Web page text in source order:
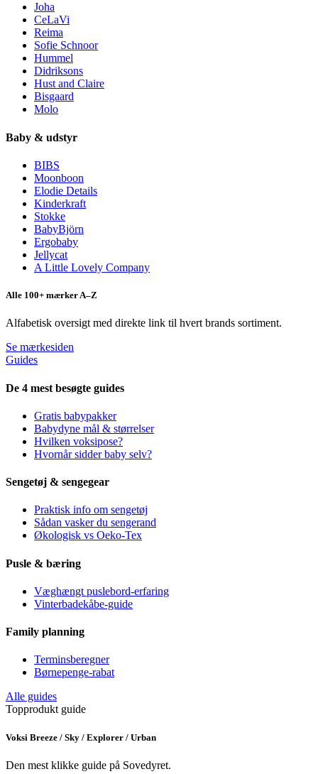
Joha
CeLaVi
Reima
Sofie Schnoor
Hummel
Didriksons
Hust and Claire
Bisgaard
Molo
Baby & udstyr
BIBS
Moonboon
Elodie Details
Kinderkraft
Stokke
BabyBjörn
Ergobaby
Jellycat
A Little Lovely Company
Alle 100+ mærker A–Z
Alfabetisk oversigt med direkte link til hvert brands sortiment.
Se mærkesiden
Guides
De 4 mest besøgte guides
Gratis babypakker
Babydyne mål & størrelser
Hvilken voksipose?
Hvornår sidder baby selv?
Sengetøj & sengegear
Praktisk info om sengetøj
Sådan vasker du sengerand
Økologisk vs Oeko-Tex
Pusle & bæring
Væghængt puslebord-erfaring
Vinterbadekåbe-guide
Family planning
Terminsberegner
Børnepenge-rabat
Alle guides
Topprodukt guide
Voksi Breeze / Sky / Explorer / Urban
Den mest klikke guide på Sovedyret.